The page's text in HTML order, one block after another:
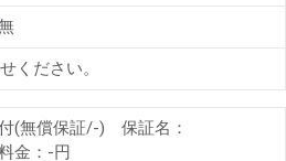
ください。
(無償保証/-) 保証名：
金：-円